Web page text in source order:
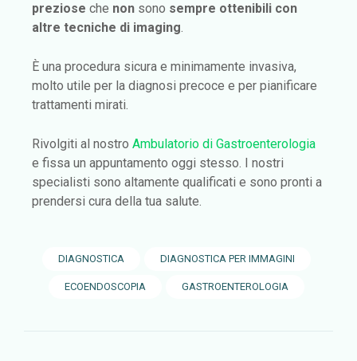
preziose che non sono sempre ottenibili con
altre tecniche di imaging.
È una procedura sicura e minimamente invasiva,
molto utile per la diagnosi precoce e per pianificare
trattamenti mirati.
Rivolgiti al nostro Ambulatorio di Gastroenterologia
e fissa un appuntamento oggi stesso. I nostri
specialisti sono altamente qualificati e sono pronti a
prendersi cura della tua salute.
DIAGNOSTICA DIAGNOSTICA PER IMMAGINI
ECOENDOSCOPIA GASTROENTEROLOGIA